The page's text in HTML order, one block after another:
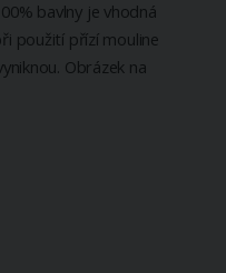
bavlny je vhodná
použití přízí mouline
Obrázek na